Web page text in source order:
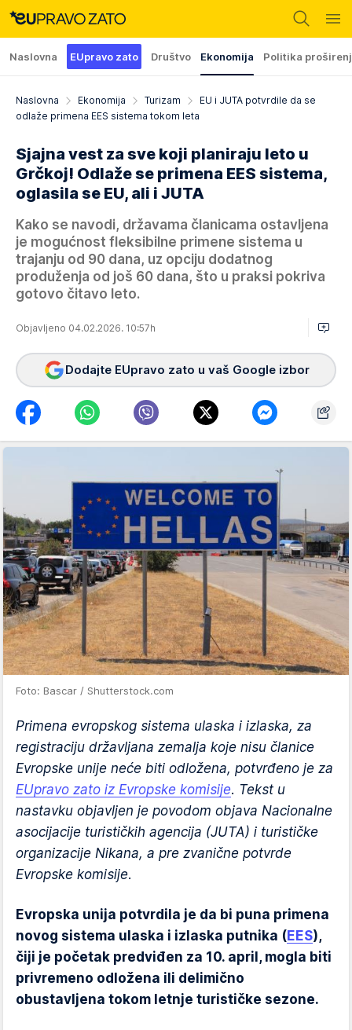
Naslovna EUpravo zato Društvo Ekonomija Politika
Naslovna Ekonomija Turizam
EU i JUTA potvrdile da se
odlaže primena EES sistema tokom leta
Sjajna vest za sve koji planiraju leto u
Grčkoj! Odlaže se primena EES sistema,
oglasila se EU, ali i JUTA
Kako se navodi, državama članicama ostavljena
je mogućnost fleksibilne primene sistema u
trajanju od 90 dana, uz opciju dodatnog
produženja od još 60 dana, što u praksi pokriva
gotovo čitavo leto.
Objavljeno 04.02.2026. 10:57h
Dodajte EUpravo zato u vaš Google izbor
Foto: Bascar / Shutterstock.com
Primena evropskog sistema ulaska i izlaska, za
registraciju državljana zemalja koje nisu članice
Evropske unije neće biti odložena, potvrđeno je za
EUpravo zato iz Evropske komisije. Tekst u
nastavku objavljen je povodom objava Nacionalne
asocijacije turističkih agencija (JUTA) i turističke
organizacije Nikana, a pre zvanične potvrde
Evropske komisije.
Evropska unija potvrdila je da bi puna primena
novog sistema ulaska i izlaska putnika (EES),
čiji je početak predviđen za 10. april, mogla biti
privremeno odložena ili delimično
obustavljena tokom letnje turističke sezone.